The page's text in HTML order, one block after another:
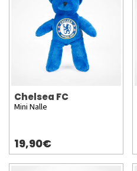
Chelsea FC
Mini Nalle
19,90€